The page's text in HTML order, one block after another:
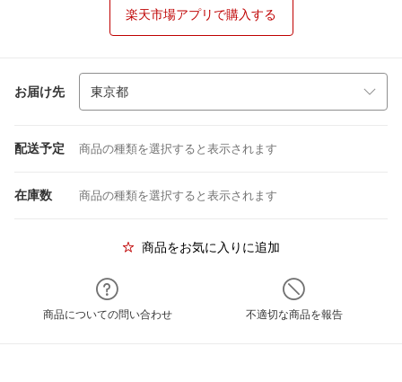
楽天市場アプリで購入する
お届け先
配送予定 商品の種類を選択すると表示されます
在庫数 商品の種類を選択すると表示されます
商品をお気に入りに追加
商品についての問い合わせ 不適切な商品を報告